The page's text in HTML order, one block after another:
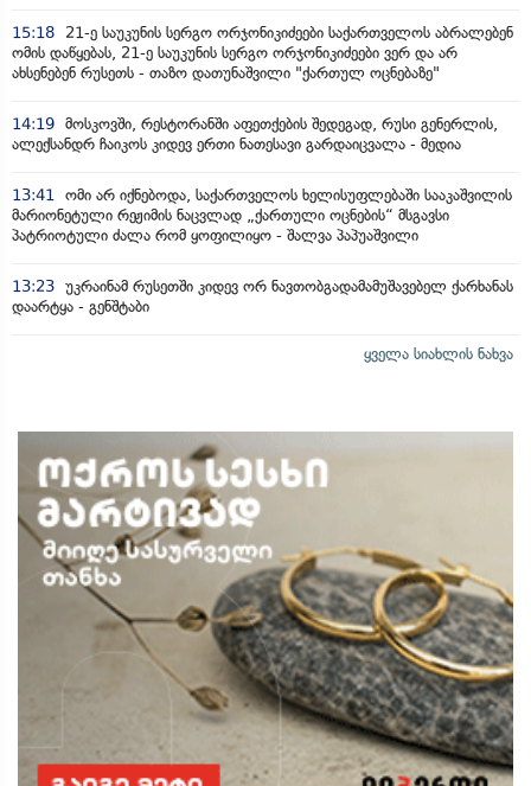
15:18
21-ე საუკუნის სერგო ორჯონიკიძეები საქართველოს აბრალებენ
ომის დაწყებას, 21-ე საუკუნის სერგო ორჯონიკიძეები ვერ და არ
ახსენებენ რუსეთს - თაზო დათუნაშვილი "ქართულ ოცნებაზე"
14:19 მოსკოვში, რესტორანში აფეთქების შედეგად, რუსი გენერლის,
ალექსანდრ ჩაიკოს კიდევ ერთი ნათესავი გარდაიცვალა - მედია
13:41
ომი არ იქნებოდა, საქართველოს ხელისუფლებაში სააკაშვილის
მარიონეტული რეჟიმის ნაცვლად „ქართული ოცნების“ მსგავსი
პატრიოტული ძალა რომ ყოფილიყო - შალვა პაპუაშვილი
13:23 უკრაინამ რუსეთში კიდევ ორ ნავთობგადამამუშავებელ ქარხანას
დაარტყა - გენშტაბი
ყველა სიახლის ნახვა